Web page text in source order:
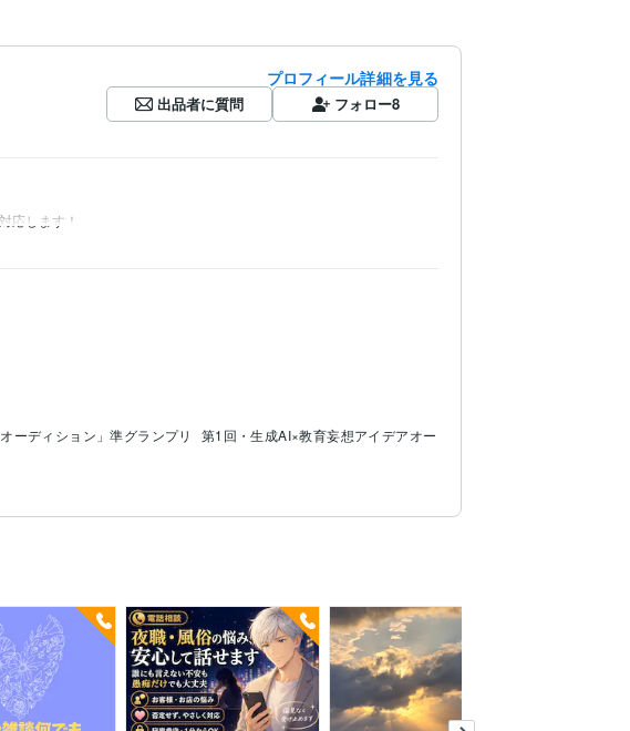
プロフィール詳細を見る
出品者に質問 フォロー8
ーディション」準グランプリ
第1回・生成AI×教育妄想アイデアオー